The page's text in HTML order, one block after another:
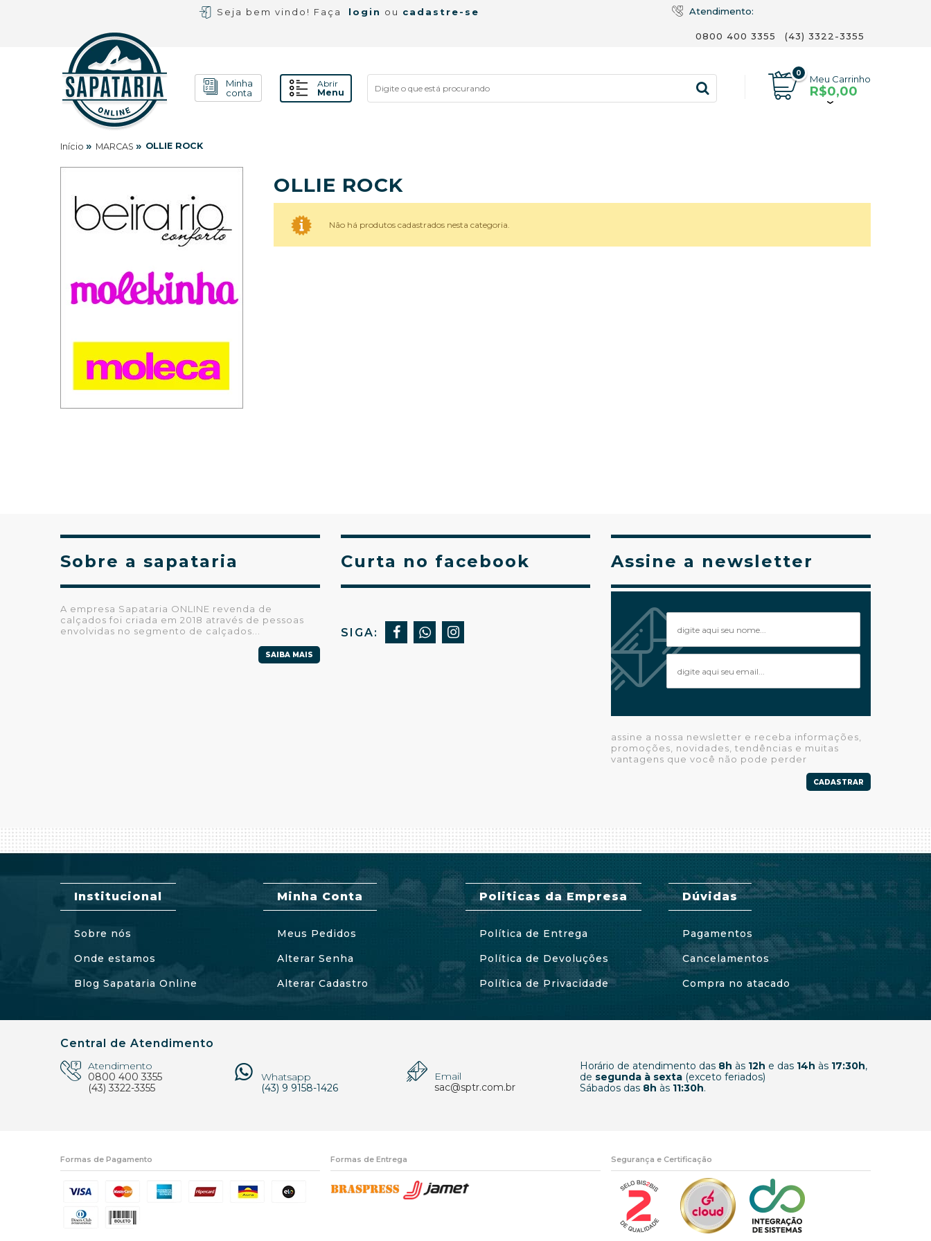
Seja bem vindo! Faça login ou cadastre-se Atendimento:
0800 400 3355 (43) 3322-3355
Minha
conta
Abrir
Menu
0
Meu Carrinho
R$0,00
Início » MARCAS » OLLIE ROCK
OLLIE ROCK
Não há produtos cadastrados nesta categoria.
Sobre a sapataria
A empresa Sapataria ONLINE revenda de
calçados foi criada em 2018 através de pessoas
envolvidas no segmento de calçados...
SAIBA MAIS
Curta no facebook
SIGA:
Assine a newsletter
assine a nossa newsletter e receba informações,
promoções, novidades, tendências e muitas
vantagens que você não pode perder
CADASTRAR
Institucional
Sobre nós
Onde estamos
Blog Sapataria Online
Minha Conta
Meus Pedidos
Alterar Senha
Alterar Cadastro
Politicas da Empresa
Política de Entrega
Política de Devoluções
Política de Privacidade
Dúvidas
Pagamentos
Cancelamentos
Compra no atacado
Central de Atendimento
Atendimento
0800 400 3355
(43) 3322-3355
Whatsapp
(43) 9 9158-1426
Email
sac@sptr.com.br
Horário de atendimento das 8h às 12h e das 14h às 17:30h,
de segunda à sexta (exceto feriados)
Sábados das 8h às 11:30h.
Formas de Pagamento Formas de Entrega Segurança e Certificação